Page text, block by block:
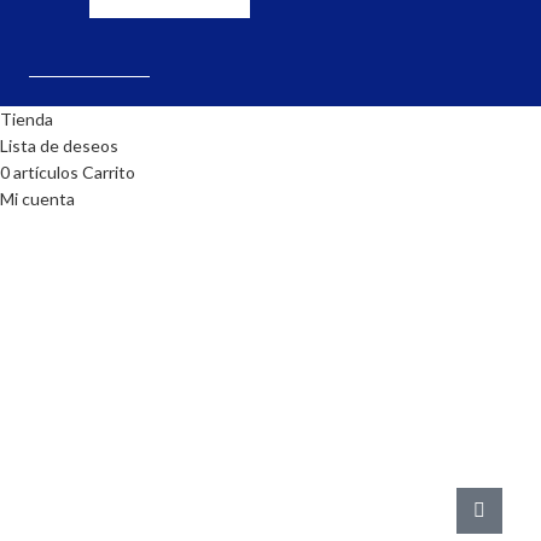
Tienda
Lista de deseos
0artículos Carrito
Mi cuenta